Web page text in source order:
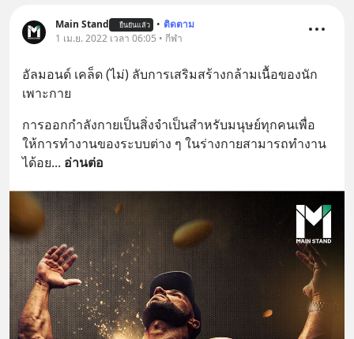
Main Stand ยืนยันแล้ว • ติดตาม
1 เม.ย. 2022 เวลา 06:05 • กีฬา
อัลมอนด์ เคล็ด (ไม่) ลับการเสริมสร้างกล้ามเนื้อของนัก
เพาะกาย
การออกกำลังกายเป็นสิ่งจำเป็นสำหรับมนุษย์ทุกคนเพื่อ
ให้การทำงานของระบบต่าง ๆ ในร่างกายสามารถทำงาน
ได้อย... อ่านต่อ